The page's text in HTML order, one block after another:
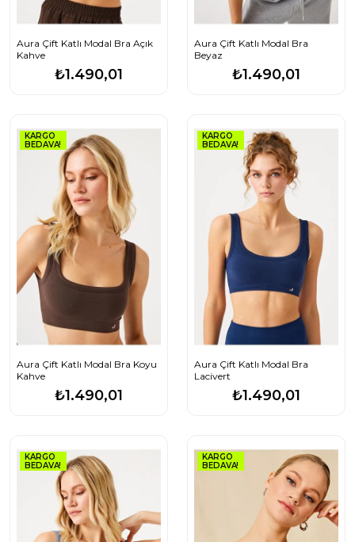
Aura Çift Katlı Modal Bra Açık
Kahve
₺1.490,01
Aura Çift Katlı Modal Bra
Beyaz
₺1.490,01
KARGO
BEDAVA!
Aura Çift Katlı Modal Bra Koyu
Kahve
₺1.490,01
KARGO
BEDAVA!
Aura Çift Katlı Modal Bra
Lacivert
₺1.490,01
KARGO
BEDAVA!
KARGO
BEDAVA!